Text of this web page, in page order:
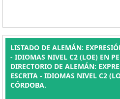
LISTADO DE ALEMÁN:
- IDIOMAS NIVEL C2 (LOE) EN
DIRECTORIO DE ALEMÁN:
ESCRITA - IDIOMAS NIVEL C2
CÓRDOBA.